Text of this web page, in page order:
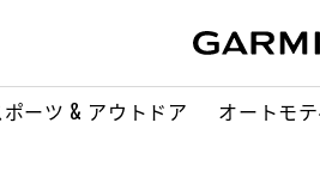
ポーツ & アウトドア オートモ